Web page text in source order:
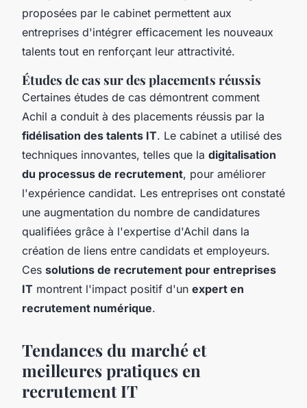
proposées par le cabinet permettent aux
entreprises d'intégrer efficacement les nouveaux
talents tout en renforçant leur attractivité.
Études de cas sur des placements réussis
Certaines études de cas démontrent comment
Achil a conduit à des placements réussis par la
fidélisation des talents IT. Le cabinet a utilisé des
techniques innovantes, telles que la digitalisation
du processus de recrutement, pour améliorer
l'expérience candidat. Les entreprises ont constaté
une augmentation du nombre de candidatures
qualifiées grâce à l'expertise d'Achil dans la
création de liens entre candidats et employeurs.
Ces solutions de recrutement pour entreprises
IT montrent l'impact positif d'un expert en
recrutement numérique.
Tendances du marché et
meilleures pratiques en
recrutement IT